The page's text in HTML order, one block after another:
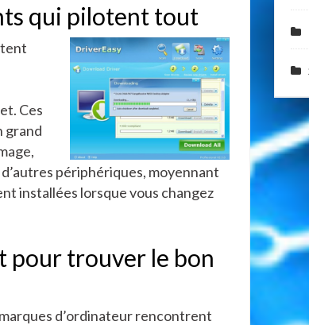
qui pilotent tout
Ces
grand
périphériques, moyennant
installées lorsque vous changez
pour trouver le bon
d’ordinateur rencontrent